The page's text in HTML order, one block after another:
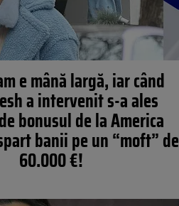
e mână largă, iar când
a intervenit s-a ales
bonusul de la America
banii pe un “moft” de
60.000 €!